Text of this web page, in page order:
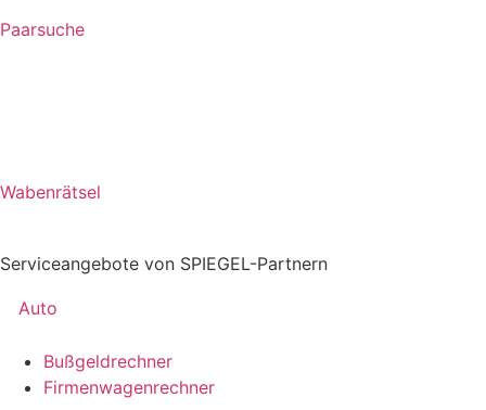
Paarsuche
Wabenrätsel
Serviceangebote von SPIEGEL-Partnern
Auto
Bußgeldrechner
Firmenwagenrechner